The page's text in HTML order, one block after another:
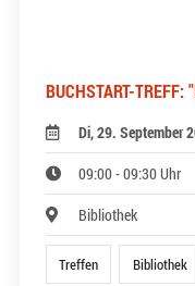
BUCHSTART-
Di, 29. September
09:00 - 09:30 Uhr
Bibliothek
Treffen Bibliothek